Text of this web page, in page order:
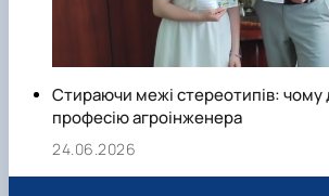
Стираючи межі стереотипів: чому
професію агроінженера
24.06.2026